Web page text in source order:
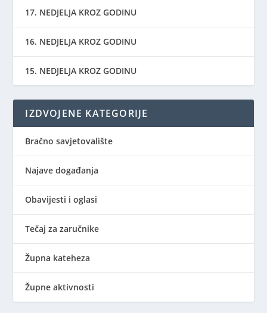
17. NEDJELJA KROZ GODINU
16. NEDJELJA KROZ GODINU
15. NEDJELJA KROZ GODINU
IZDVOJENE KATEGORIJE
Bračno savjetovalište
Najave događanja
Obavijesti i oglasi
Tečaj za zaručnike
Župna kateheza
Župne aktivnosti